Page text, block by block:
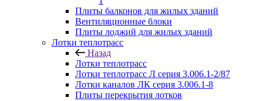
Плиты балконов для жилых зданий
Вентиляционные блоки
Плиты лоджий для жилых зданий
Лотки теплотрасс
Назад
Лотки теплотрасс
Лотки теплотрасс Л серия 3.006.1-2/87
Лотки каналов ЛК серия 3.006.1-8
Плиты перекрытия лотков